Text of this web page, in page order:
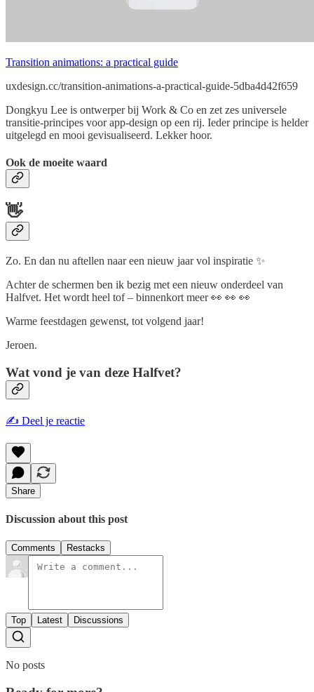
Transition animations: a practical guide
uxdesign.cc/transition-animations-a-practical-guide-5dba4d42f659
Dongkyu Lee is ontwerper bij Work & Co en zet zes universele
transitie-principes voor app-design op een rij. Ieder principe is helder
uitgelegd en mooi gevisualiseerd. Lekker hoor.
Ook de moeite waard
👋
Zo. En dan nu aftellen naar een nieuw jaar vol inspiratie ✨
Achter de schermen ben ik bezig met een nieuw onderdeel van
Halfvet. Het wordt heel tof – binnenkort meer 👀 👀 👀
Warme feestdagen gewenst, tot volgend jaar!
Jeroen.
Wat vond je van deze Halfvet?
✍️ Deel je reactie
Share
Discussion about this post
Comments Restacks
Top Latest Discussions
No posts